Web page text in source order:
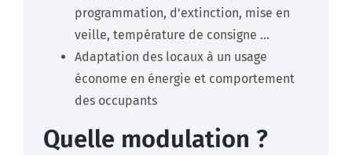
programmation, d’extinction, mise en
veille, température de consigne …
Adaptation des locaux à un usage
économe en énergie et comportement
des occupants​
Quelle modulation ?